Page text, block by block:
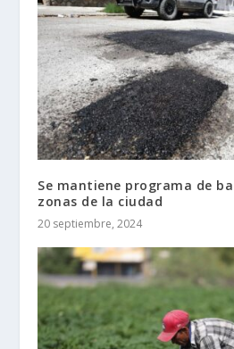
Se mantiene programa de
zonas de la ciudad
20 septiembre, 2024